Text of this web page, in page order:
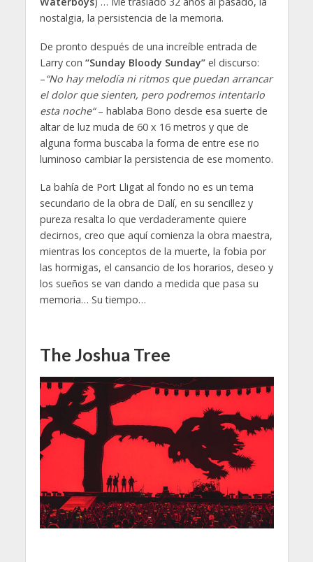
nostalgia, la persistencia de la memoria.
De pronto después de una increíble entrada de
Larry con “Sunday Bloody Sunday”el discurso:
–“No hay melodía ni ritmos que puedan arrancar
el dolor que sienten, pero podremos intentarlo
esta noche“– hablaba Bono desde esa suerte de
altar de luz muda de 60 x 16 metros y que de
alguna forma buscaba la forma de entre ese rio
luminoso cambiar la persistencia de ese momento.
La bahía de Port Lligat al fondo no es un tema
secundario de la obra de Dalí, en su sencillez y
pureza resalta lo que verdaderamente quiere
decirnos, creo que aquí comienza la obra maestra,
mientras los conceptos de la muerte, la fobia por
las hormigas, el cansancio de los horarios, deseo y
los sueños se van dando a medida que pasa su
memoria… Su tiempo…
The Joshua Tree